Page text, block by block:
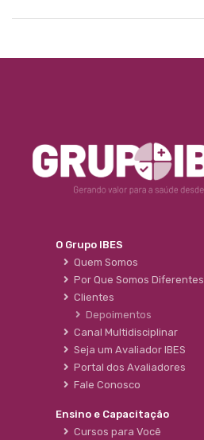
O Grupo IBES
Quem Somos
Por Que Somos Diferentes
Clientes
Depoimentos
Canal Multidisciplinar
Seja um Avaliador IBES
Portal dos Avaliadores
Fale Conosco
Ensino e Capacitação
Cursos para Você